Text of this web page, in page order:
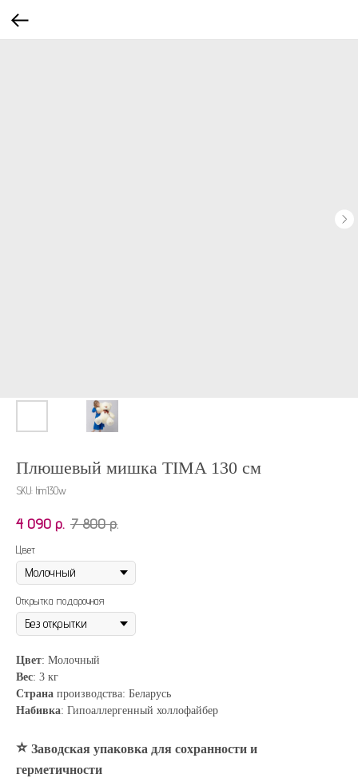
Плюшевый мишка TIMA 130 см
SKU: tim130w
4 090 р. 7 800 р.
Цвет
Открытка подарочная
Цвет: Молочный
Вес: 3 кг
Страна производства: Беларусь
Набивка: Гипоаллергенный холлофайбер
⭐ Заводская упаковка для сохранности и
герметичности